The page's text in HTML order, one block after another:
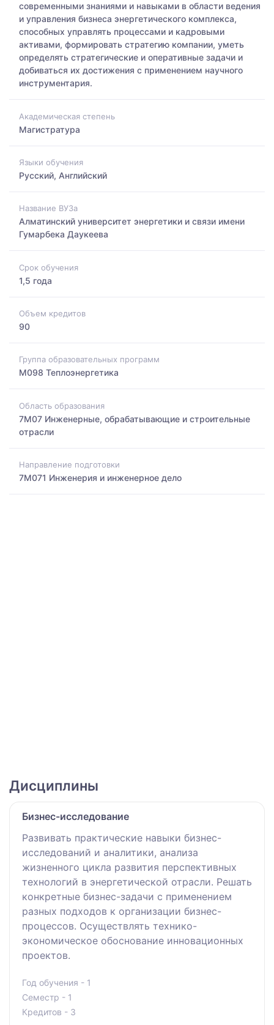
современными знаниями и навыками в области ведения
и управления бизнеса энергетического комплекса,
способных управлять процессами и кадровыми
активами, формировать стратегию компании, уметь
определять стратегические и оперативные задачи и
добиваться их достижения с применением научного
инструментария.
Академическая степень
Магистратура
Языки обучения
Русский, Английский
Название ВУЗа
Алматинский университет энергетики и связи имени
Гумарбека Даукеева
Срок обучения
1,5 года
Объем кредитов
90
Группа образовательных программ
M098 Теплоэнергетика
Область образования
7M07 Инженерные, обрабатывающие и строительные
отрасли
Направление подготовки
7M071 Инженерия и инженерное дело
Дисциплины
Бизнес-исследование
Развивать практические навыки бизнес-
исследований и аналитики, анализа
жизненного цикла развития перспективных
технологий в энергетической отрасли. Решать
конкретные бизнес-задачи с применением
разных подходов к организации бизнес-
процессов. Осуществлять технико-
экономическое обоснование инновационных
проектов.
Год обучения - 1
Семестр - 1
Кредитов - 3